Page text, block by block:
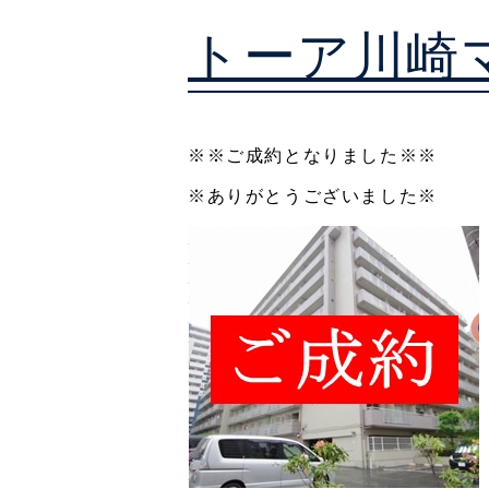
トーア川崎
※※ご成約となりました※※
※ありがとうございました※